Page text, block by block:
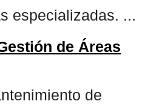
especializadas. ...
de Áreas
de